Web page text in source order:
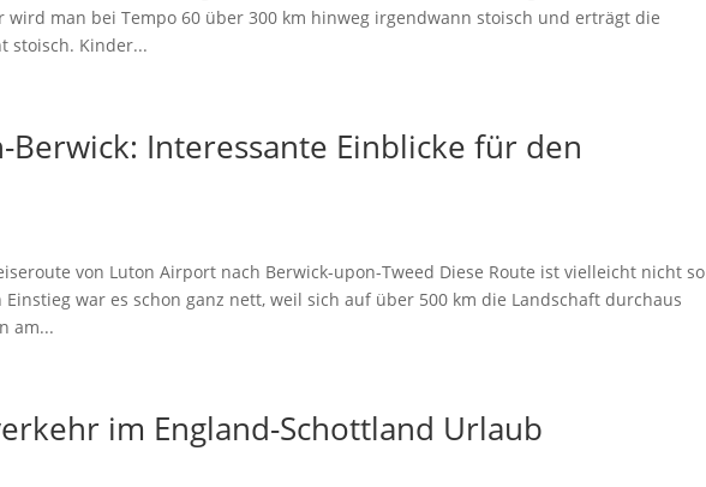
wird man bei Tempo 60 über 300 km hinweg irgendwann stoisch und erträgt die
stoisch. Kinder...
Berwick: Interessante Einblicke für den
von Luton Airport nach Berwick-upon-Tweed Diese Route ist vielleicht nicht so
war es schon ganz nett, weil sich auf über 500 km die Landschaft durchaus
am...
im England-Schottland Urlaub